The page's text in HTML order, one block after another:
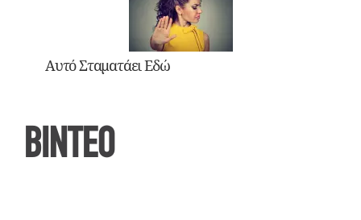
Αυτό Σταματάει Εδώ
ΒΙΝΤΕΟ